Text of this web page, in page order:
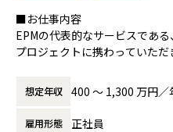
ト
【ホープスの目指す世界】
国内全体では基幹業務の標準化
大手・準大手から中堅規模の
企業が多くERP導入の課題感は
■活躍している方の例
50代・DB構築・業務系システ
40代・基幹系システム導入経
30代・ERPパッケージシステ
働き方/リモート
均週2～3日の在
きます。残業は
■お仕事内容
EPMの代表的なサービスであ
プロジェクトに携わっていただ
※プライム案件でのPM領域・
ますので、
先々のキャリアが頭打ちにな
想定年収 400 〜 1,300 万円／
雇用形態 正社員